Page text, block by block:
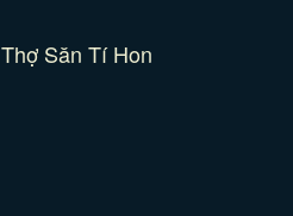
Thợ Săn Tí Hon